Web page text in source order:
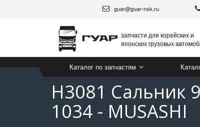
guar@guar-nsk.ru
запчасти для корейских и
японских грузовых
Каталог по запчастям
H3081 Сальник
1034 - MUSASHI